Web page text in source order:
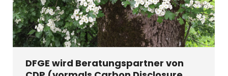
DFGE wird Beratungspartner von